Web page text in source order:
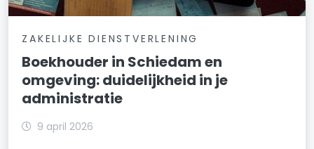
ZAKELIJKE DIENSTVERLENING
Boekhouder in Schiedam en
omgeving: duidelijkheid in je
administratie
9 april 2026